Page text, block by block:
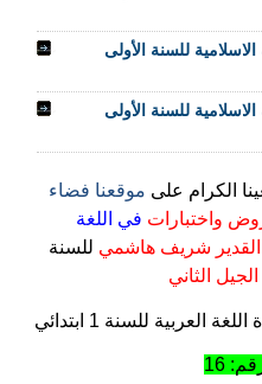
الاسلامية للسنة الأولى
الاسلامية للسنة الأولى
الكرام على موقعنا فضاء
واختبارات في اللغة
القدير شريف هاشمي للسنة
الجيل الثاني
للسنة 1 ابتدائي
16